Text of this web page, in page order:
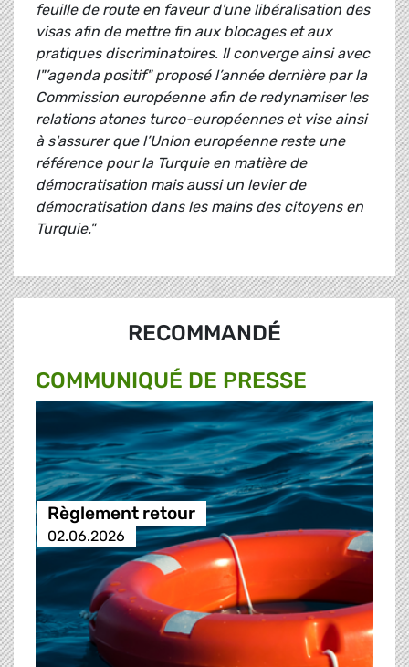
feuille de route en faveur d'une libéralisation des
visas afin de mettre fin aux blocages et aux
pratiques discriminatoires. Il converge ainsi avec
l"’agenda positif" proposé l’année dernière par la
Commission européenne afin de redynamiser les
relations atones turco-européennes et vise ainsi
à s'assurer que l’Union européenne reste une
référence pour la Turquie en matière de
démocratisation mais aussi un levier de
démocratisation dans les mains des citoyens en
Turquie."
RECOMMANDÉ
COMMUNIQUÉ DE PRESSE
Règlement retour
02.06.2026